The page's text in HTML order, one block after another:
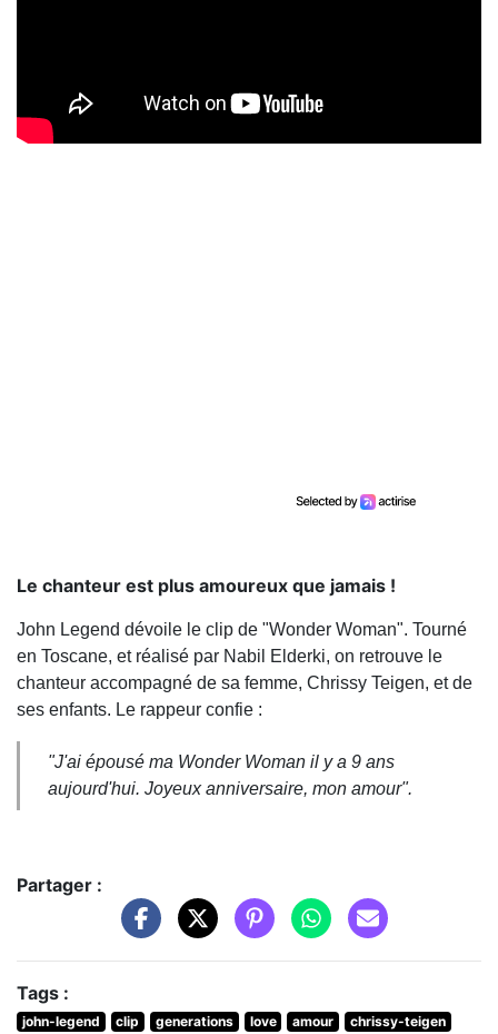
Le chanteur est plus amoureux que jamais !
John Legend dévoile le clip de "Wonder Woman". Tourné
en Toscane, et réalisé par Nabil Elderki, on retrouve le
chanteur accompagné de sa femme, Chrissy Teigen, et de
ses enfants. Le rappeur confie :
"J'ai épousé ma Wonder Woman il y a 9 ans
aujourd'hui. Joyeux anniversaire, mon amour".
Partager :
Tags :
john-legend clip generations love amour
chrissy-teigen